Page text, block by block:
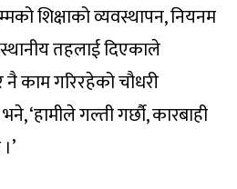
शिक्षाको व्यवस्थापन, नियनम
तहलाई दिएकाले
गरिरहेको चौधरी
‘हामीले गल्ती गर्छौ, कारबाही